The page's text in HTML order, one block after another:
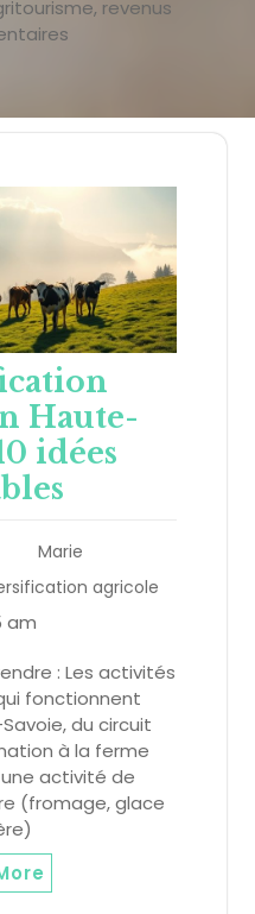
revenus
Haute-
idées
Marie
agricole
am
: Les activités
fonctionnent
du circuit
à la ferme
activité de
(fromage, glace